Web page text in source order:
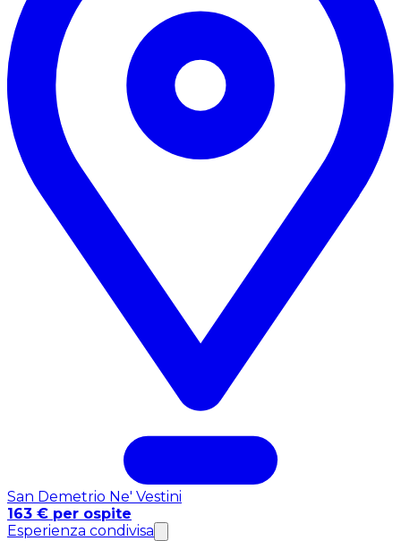
San Demetrio Ne' Vestini
163 € per ospite
Esperienza condivisa